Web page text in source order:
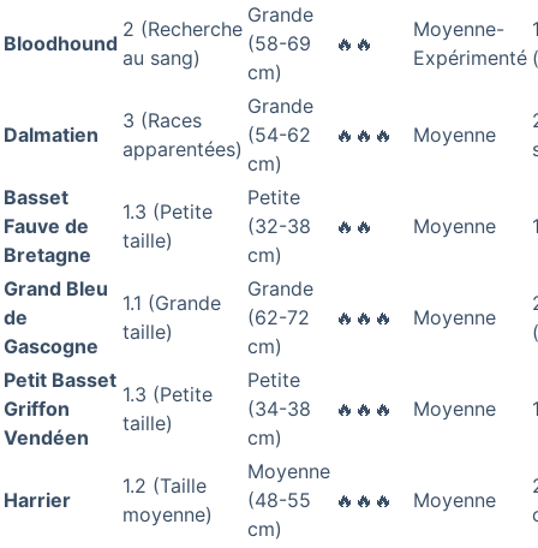
Bloodhound
2 (Recherche
au sang)
Grande
(58-69
cm)
🔥🔥
Moyenne-
Expérimenté
Dalmatien
3 (Races
apparentées)
Grande
(54-62
cm)
🔥🔥🔥 Moyenne
Basset
Fauve de
Bretagne
1.3 (Petite
taille)
Petite
(32-38
cm)
🔥🔥 Moyenne
Grand Bleu
de
Gascogne
1.1 (Grande
taille)
Grande
(62-72
cm)
🔥🔥🔥 Moyenne
Petit Basset
Griffon
Vendéen
1.3 (Petite
taille)
Petite
(34-38
cm)
🔥🔥🔥 Moyenne
Harrier
1.2 (Taille
moyenne)
Moyenne
(48-55
cm)
🔥🔥🔥 Moyenne